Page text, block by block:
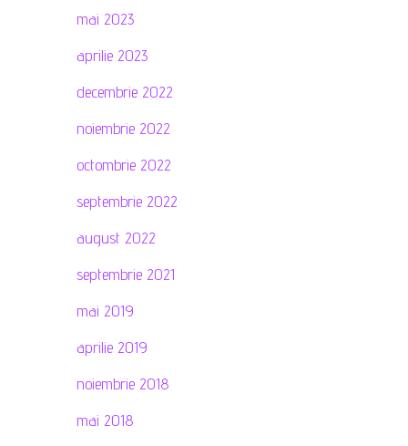
mai 2023
aprilie 2023
decembrie 2022
noiembrie 2022
octombrie 2022
septembrie 2022
august 2022
septembrie 2021
mai 2019
aprilie 2019
noiembrie 2018
mai 2018